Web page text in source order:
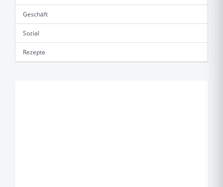
Geschäft
Sozial
Rezepte